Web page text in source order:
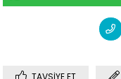
TAVSIYE ET